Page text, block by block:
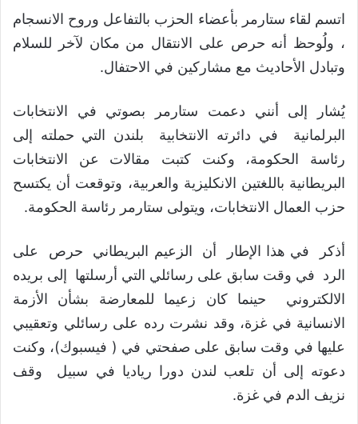
اتسم لقاء ستارمر بأعضاء الحزب بالتفاعل وروح الانسجام
، ولُوحظ أنه حرص على الانتقال من مكان لآخر للسلام
وتبادل الأحاديث مع مشاركين في الاحتفال.
يُشار إلى أنني دعمت ستارمر بصوتي في الانتخابات
البرلمانية في دائرته الانتخابية بلندن التي حملته إلى
رئاسة الحكومة، وكنت كتبت مقالات عن الانتخابات
البريطانية باللغتين الانكليزية والعربية، وتوقعت أن يكتسح
حزب العمال الانتخابات، ويتولى ستارمر رئاسة الحكومة.
أذكر في هذا الإطار أن الزعيم البريطاني حرص على
الرد في وقت سابق على رسائلي التي أرسلتها إلى بريده
الالكتروني حينما كان زعيما للمعارضة بشأن الأزمة
الانسانية في غزة، وقد نشرت رده على رسائلي وتعقيبي
عليها في وقت سابق على صفحتي في ( فيسبوك)، وكنت
دعوته إلى أن تلعب لندن دورا رياديا في سبيل وقف
نزيف الدم في غزة.